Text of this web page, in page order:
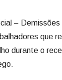
– Demissões
que
durante o